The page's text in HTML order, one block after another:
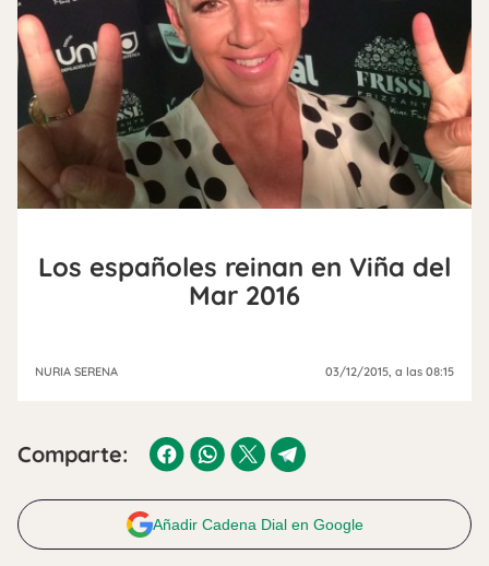
Los españoles reinan en Viña del
Mar 2016
NURIA SERENA 03/12/2015 , a las 08:15
Comparte:
Añadir Cadena Dial en Google